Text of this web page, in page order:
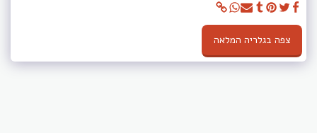
צפה בגלריה המלאה